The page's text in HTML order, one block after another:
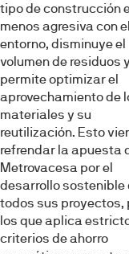
tipo de construcción
menos agresiva con el
entorno, disminuye el
volumen de residuos y
permite optimizar el
aprovechamiento de
materiales y su
reutilización. Esto
refrendar la apuesta
Metrovacesa por el
desarrollo sostenible
todos sus proyectos,
los que aplica
criterios de ahorro